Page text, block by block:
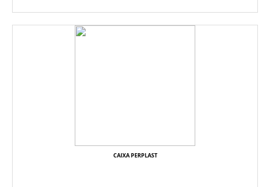
CAIXA PERPLAST